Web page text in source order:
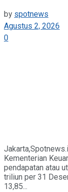
byspotnews
Agustus 2, 2026
0
Kementerian
pendapatan atau
triliun per 31
13,85...